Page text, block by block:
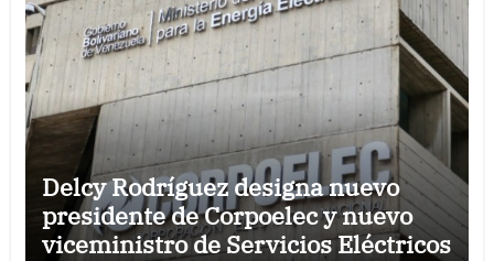
Delcy Rodríguez designa nuevo
presidente de Corpoelec y nuevo
viceministro de Servicios Eléctricos